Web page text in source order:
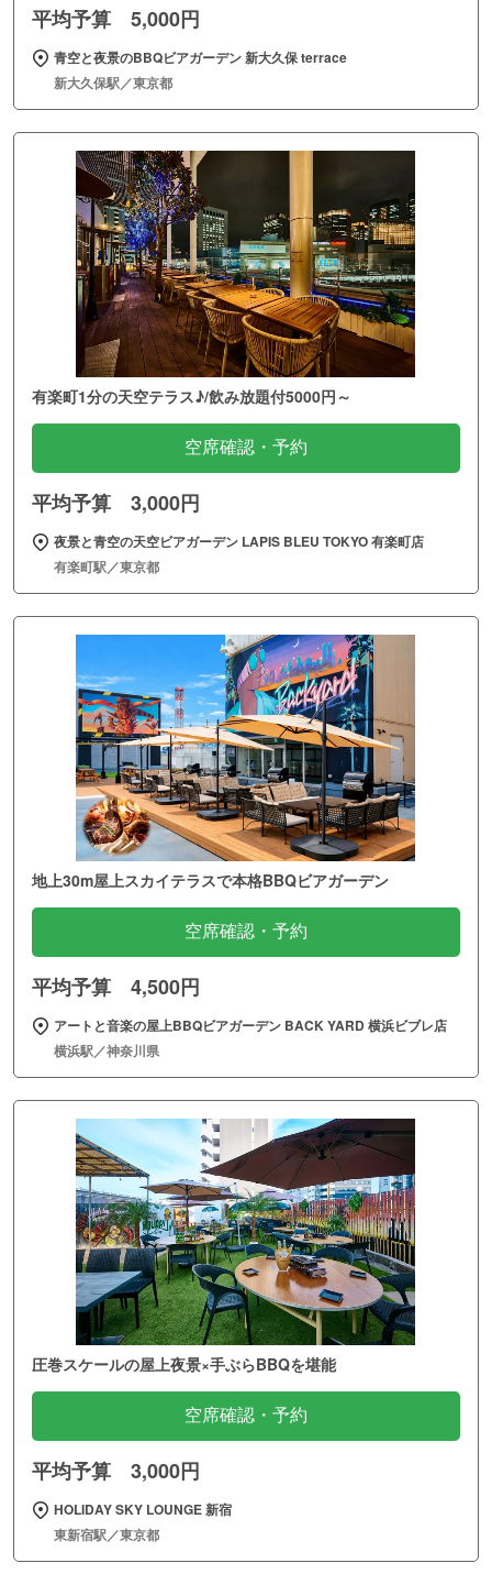
平均予算 5,000円
青空と夜景のBBQビアガーデン 新大久保 terrace
新大久保駅／東京都
有楽町1分の天空テラス♪/飲み放題付5000円～
空席確認・予約
平均予算 3,000円
夜景と青空の天空ビアガーデン LAPIS BLEU TOKYO 有楽町店
有楽町駅／東京都
地上30m屋上スカイテラスで本格BBQビアガーデン
空席確認・予約
平均予算 4,500円
アートと音楽の屋上BBQビアガーデン BACK YARD 横浜ビブレ店
横浜駅／神奈川県
圧巻スケールの屋上夜景×手ぶらBBQを堪能
空席確認・予約
平均予算 3,000円
HOLIDAY SKY LOUNGE 新宿
東新宿駅／東京都